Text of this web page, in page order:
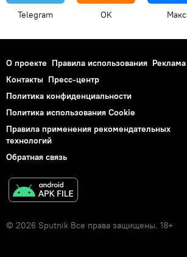
Telegram OK Макс
О проекте Правила использования Реклама
Контакты Пресс-центр
Политика конфиденциальности
Политика использования Cookie
Правила применения рекомендательных
технологий
Обратная связь
© 2026 Sputnik Все права защищены. 18+